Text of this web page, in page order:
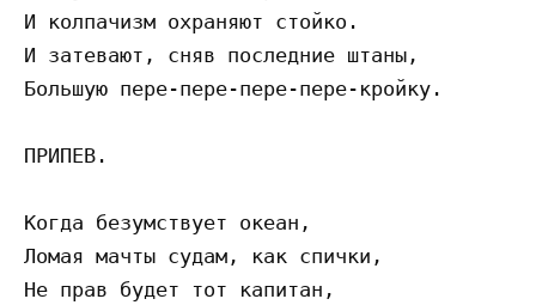
И колпачизм охраняют стойко.
И затевают, сняв последние штаны,
Большую пере-пере-пере-пере-кройку.
ПРИПЕВ.
Когда безумствует океан,
Ломая мачты судам, как спички,
Не прав будет тот капитан,